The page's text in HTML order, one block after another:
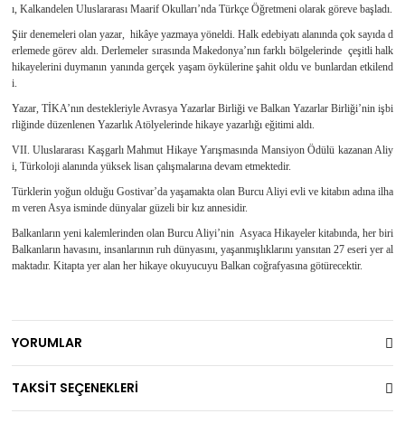
ı, Kalkandelen Uluslararası Maarif Okulları’nda Türkçe Öğretmeni olarak göreve başladı.
Şiir denemeleri olan yazar, hikâye yazmaya yöneldi. Halk edebiyatı alanında çok sayıda d
erlemede görev aldı. Derlemeler sırasında Makedonya’nın farklı bölgelerinde çeşitli halk
hikayelerini duymanın yanında gerçek yaşam öykülerine şahit oldu ve bunlardan etkilend
i.
Yazar, TİKA’nın destekleriyle Avrasya Yazarlar Birliği ve Balkan Yazarlar Birliği’nin işbi
rliğinde düzenlenen Yazarlık Atölyelerinde hikaye yazarlığı eğitimi aldı.
VII. Uluslararası Kaşgarlı Mahmut Hikaye Yarışmasında Mansiyon Ödülü kazanan Aliy
i, Türkoloji alanında yüksek lisan çalışmalarına devam etmektedir.
Türklerin yoğun olduğu Gostivar’da yaşamakta olan Burcu Aliyi evli ve kitabın adına ilha
m veren Asya isminde dünyalar güzeli bir kız annesidir.
Balkanların yeni kalemlerinden olan Burcu Aliyi’nin Asyaca Hikayeler kitabında, her biri
Balkanların havasını, insanlarının ruh dünyasını, yaşanmışlıklarını yansıtan 27 eseri yer al
maktadır. Kitapta yer alan her hikaye okuyucuyu Balkan coğrafyasına götürecektir.
YORUMLAR
TAKSİT SEÇENEKLERİ